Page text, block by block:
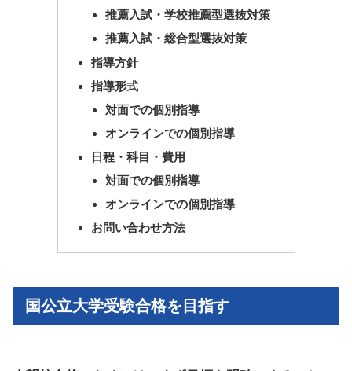
推薦入試・学校推薦型選抜対策
推薦入試・総合型選抜対策
指導方針
指導形式
対面での個別指導
オンラインでの個別指導
日程・科目・費用
対面での個別指導
オンラインでの個別指導
お問い合わせ方法
国公立大学受験合格を目指す